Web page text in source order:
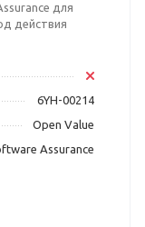
для
действия
6YH-00214
Open Value
Assurance